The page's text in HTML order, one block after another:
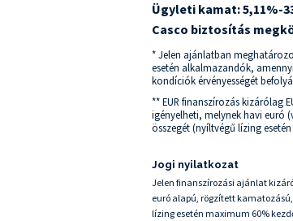
Ügyleti kamat: 5,11%-
Casco biztosítás
* Jelen ajánlatban
esetén alkalmazandók,
kondíciók érvényességét
** EUR finanszírozás kizárólag
igényelheti, melynek havi euró
összegét (nyíltvégű lízing
Jogi nyilatkozat
Jelen finanszírozási ajánlat
euró alapú, rögzített
lízing esetén maximum 60%